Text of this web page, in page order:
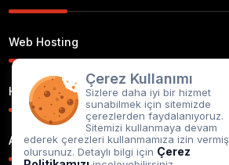
Web Hosting
Hizmetlerimiz
Alan Adı Tescil
Çerez Kullanımı
Sizlere daha iyi bir hizmet
sunabilmek için sitemizde
çerezlerden faydalanıyoruz.
Sitemizi kullanmaya devam
ederek çerezleri kullanmamıza izin vermiş
olursunuz. Detaylı bilgi için Çerez